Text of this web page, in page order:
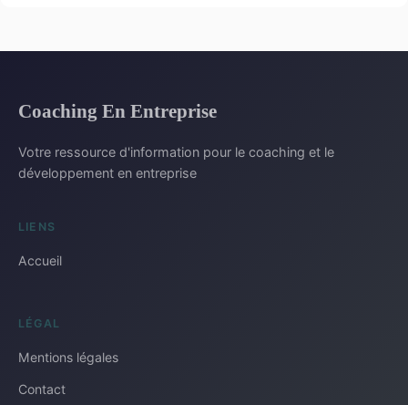
Coaching En Entreprise
Votre ressource d'information pour le coaching et le
développement en entreprise
LIENS
Accueil
LÉGAL
Mentions légales
Contact